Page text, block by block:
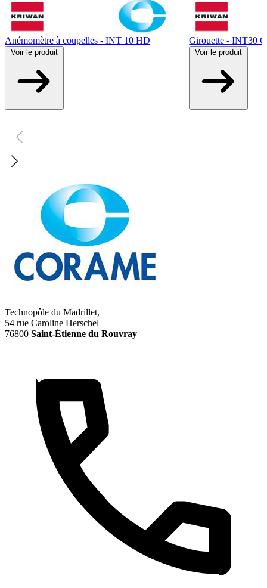
Anémomètre à coupelles - INT 10 HD
Voir le produit
Girouette - INT30
Voir le produit
Technopôle du Madrillet,
54 rue Caroline Herschel
76800 Saint-Étienne du Rouvray